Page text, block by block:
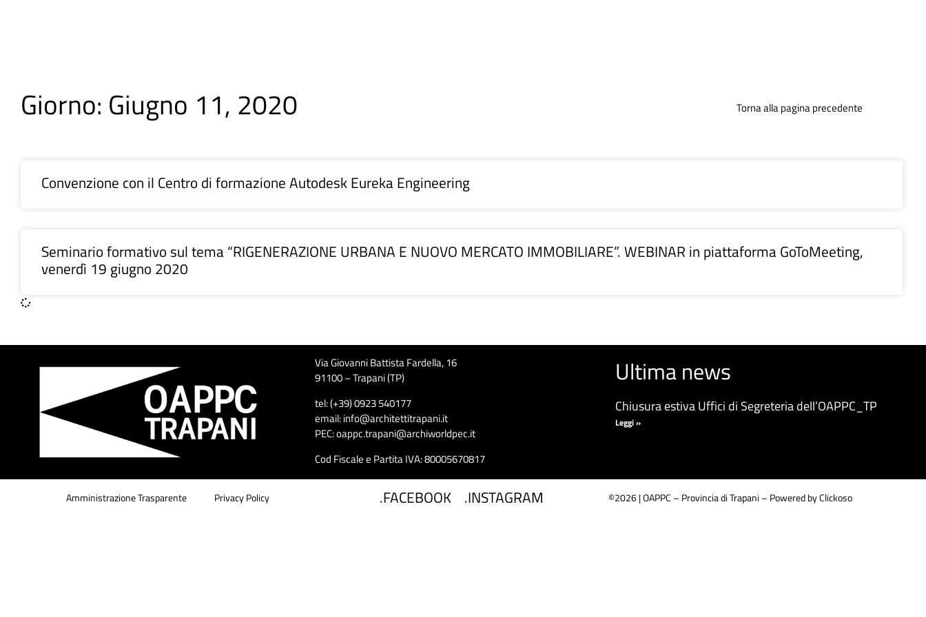
Giorno: Giugno 11, 2020 Torna alla pagina precedente
Convenzione con il Centro di formazione Autodesk Eureka Engineering
Seminario formativo sul tema “RIGENERAZIONE URBANA E NUOVO MERCATO IMMOBILIARE”. WEBINAR in piattaforma GoToMeeting,
venerdì 19 giugno 2020
Via Giovanni Battista Fardella, 16
91100 – Trapani (TP)
tel: (+39) 0923 540177
email: info@architettitrapani.it
PEC: oappc.trapani@archiworldpec.it
Cod Fiscale e Partita IVA: 80005670817
Ultima news
Chiusura estiva Uffici di Segreteria dell’OAPPC_TP
Leggi »
Amministrazione Trasparente Privacy Policy .FACEBOOK .INSTAGRAM ©2026 | OAPPC – Provincia di Trapani – Powered by Clickoso